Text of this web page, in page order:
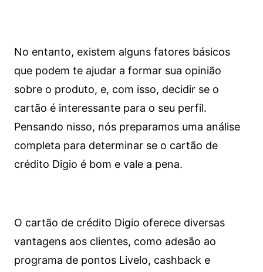
No entanto, existem alguns fatores básicos
que podem te ajudar a formar sua opinião
sobre o produto, e, com isso, decidir se o
cartão é interessante para o seu perfil.
Pensando nisso, nós preparamos uma análise
completa para determinar se o cartão de
crédito Digio é bom e vale a pena.
O cartão de crédito Digio oferece diversas
vantagens aos clientes, como adesão ao
programa de pontos Livelo, cashback e